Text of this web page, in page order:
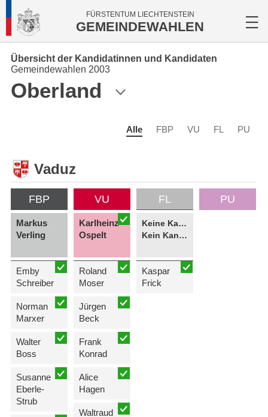
FÜRSTENTUM LIECHTENSTEIN
GEMEINDEWAHLEN
Übersicht der Kandidatinnen und Kandidaten
Gemeindewahlen 2003
Oberland
Alle FBP VU FL PU
Vaduz
FBP
Markus
Verling
Emby
Schreiber
Norman
Marxer
Walter
Boss
Susanne
Eberle-
Strub
VU
Karlheinz
Ospelt
Roland
Moser
Jürgen
Beck
Frank
Konrad
Alice
Hagen
Waltraud
FL
Keine Kandidatin
Kein Kandidat
Kaspar
Frick
PU